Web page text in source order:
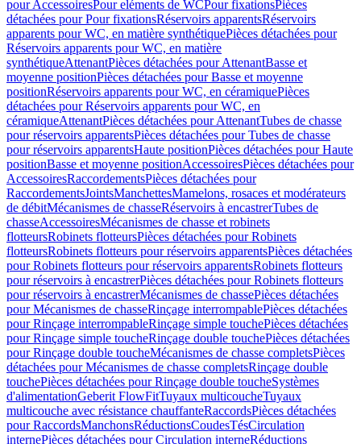
pour AccessoiresPour eléments de WCPour fixationsPièces
détachées pour Pour fixationsRéservoirs apparentsRéservoirs
apparents pour WC, en matière synthétiquePièces détachées pour
Réservoirs apparents pour WC, en matière
synthétiqueAttenantPièces détachées pour AttenantBasse et
moyenne positionPièces détachées pour Basse et moyenne
positionRéservoirs apparents pour WC, en céramiquePièces
détachées pour Réservoirs apparents pour WC, en
céramiqueAttenantPièces détachées pour AttenantTubes de chasse
pour réservoirs apparentsPièces détachées pour Tubes de chasse
pour réservoirs apparentsHaute positionPièces détachées pour Haute
positionBasse et moyenne positionAccessoiresPièces détachées pour
AccessoiresRaccordementsPièces détachées pour
RaccordementsJointsManchettesMamelons, rosaces et modérateurs
de débitMécanismes de chasseRéservoirs à encastrerTubes de
chasseAccessoiresMécanismes de chasse et robinets
flotteursRobinets flotteursPièces détachées pour Robinets
flotteursRobinets flotteurs pour réservoirs apparentsPièces détachées
pour Robinets flotteurs pour réservoirs apparentsRobinets flotteurs
pour réservoirs à encastrerPièces détachées pour Robinets flotteurs
pour réservoirs à encastrerMécanismes de chassePièces détachées
pour Mécanismes de chasseRinçage interrompablePièces détachées
pour Rinçage interrompableRinçage simple touchePièces détachées
pour Rinçage simple toucheRinçage double touchePièces détachées
pour Rinçage double toucheMécanismes de chasse completsPièces
détachées pour Mécanismes de chasse completsRinçage double
touchePièces détachées pour Rinçage double toucheSystèmes
d'alimentationGeberit FlowFitTuyaux multicoucheTuyaux
multicouche avec résistance chauffanteRaccordsPièces détachées
pour RaccordsManchonsRéductionsCoudesTésCirculation
internePièces détachées pour Circulation interneRéductions